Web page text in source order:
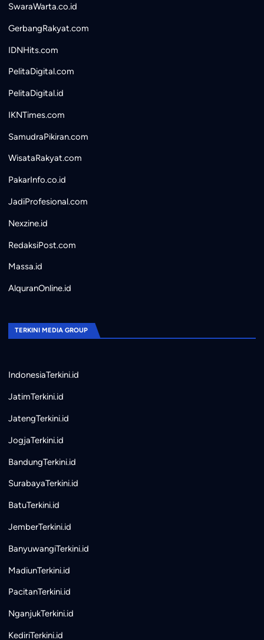
SwaraWarta.co.id
GerbangRakyat.com
IDNHits.com
PelitaDigital.com
PelitaDigital.id
IKNTimes.com
SamudraPikiran.com
WisataRakyat.com
PakarInfo.co.id
JadiProfesional.com
Nexzine.id
RedaksiPost.com
Massa.id
AlquranOnline.id
TERKINI MEDIA GROUP
IndonesiaTerkini.id
JatimTerkini.id
JatengTerkini.id
JogjaTerkini.id
BandungTerkini.id
SurabayaTerkini.id
BatuTerkini.id
JemberTerkini.id
BanyuwangiTerkini.id
MadiunTerkini.id
PacitanTerkini.id
NganjukTerkini.id
KediriTerkini.id